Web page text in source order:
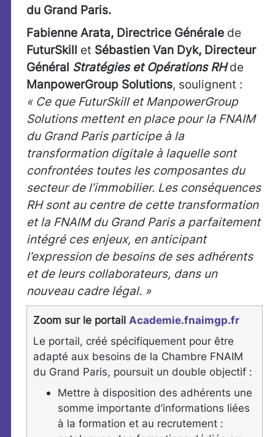
du Grand Paris.
Fabienne Arata, Directrice Générale de
FuturSkill et Sébastien Van Dyk, Directeur
Général Stratégies et Opérations RHde
ManpowerGroup Solutions, soulignent :
« Ce que FuturSkill et ManpowerGroup
Solutions mettent en place pour la FNAIM
du Grand Paris participe à la
transformation digitale à laquelle sont
confrontées toutes les composantes du
secteur de l’immobilier. Les conséquences
RH sont au centre de cette transformation
et la FNAIM du Grand Paris a parfaitement
intégré ces enjeux, en anticipant
l’expression de besoins de ses adhérents
et de leurs collaborateurs, dans un
nouveau cadre légal. »
Zoom sur le portail Academie.fnaimgp.fr
Le portail, créé spécifiquement pour être
adapté aux besoins de la Chambre FNAIM
du Grand Paris, poursuit un double objectif :
Mettre à disposition des adhérents une
somme importante d’informations liées
à la formation et au recrutement :